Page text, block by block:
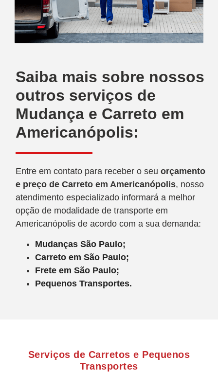
Saiba mais sobre nossos
outros serviços de
Mudança e Carreto em
Americanópolis:
Entre em contato para receber o seu orçamento
e preço de Carreto em Americanópolis, nosso
atendimento especializado informará a melhor
opção de modalidade de transporte em
Americanópolis de acordo com a sua demanda:
Mudanças São Paulo;
Carreto em São Paulo;
Frete em São Paulo;
Pequenos Transportes.
Serviços de Carretos e Pequenos
Transportes